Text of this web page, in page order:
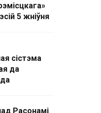
5 жніўня
сістэма
да
Расонамі